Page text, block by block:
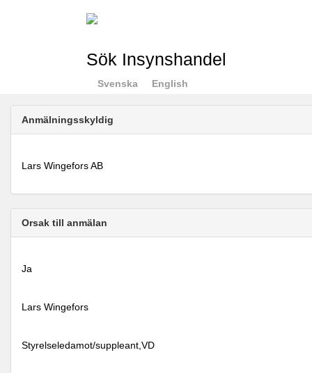
Sök Insynshandel
Svenska English
Anmälningsskyldig
Lars Wingefors AB
Orsak till anmälan
Ja
Lars Wingefors
Styrelseledamot/suppleant,VD